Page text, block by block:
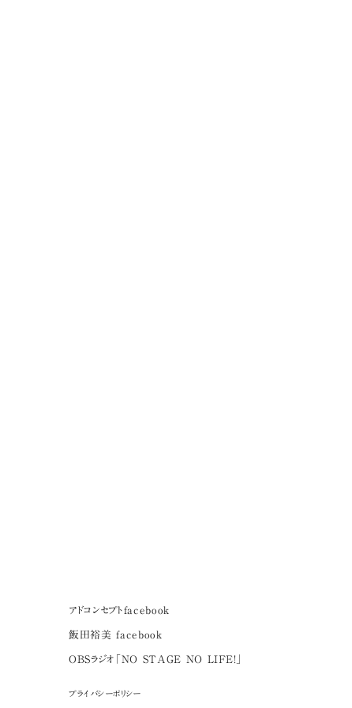
アドコンセプトfacebook
飯田裕美 facebook
OBSラジオ「NO STAGE NO LIFE！」
プライバシーポリシー